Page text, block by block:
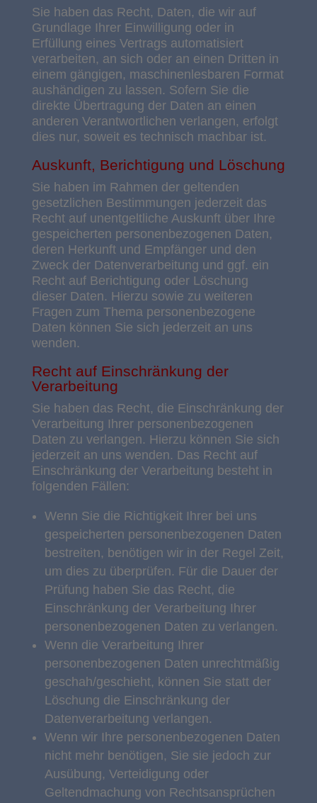
Sie haben das Recht, Daten, die wir auf
Grundlage Ihrer Einwilligung oder in
Erfüllung eines Vertrags automatisiert
verarbeiten, an sich oder an einen Dritten in
einem gängigen, maschinenlesbaren Format
aushändigen zu lassen. Sofern Sie die
direkte Übertragung der Daten an einen
anderen Verantwortlichen verlangen, erfolgt
dies nur, soweit es technisch machbar ist.
Auskunft, Berichtigung und Löschung
Sie haben im Rahmen der geltenden
gesetzlichen Bestimmungen jederzeit das
Recht auf unentgeltliche Auskunft über Ihre
gespeicherten personenbezogenen Daten,
deren Herkunft und Empfänger und den
Zweck der Datenverarbeitung und ggf. ein
Recht auf Berichtigung oder Löschung
dieser Daten. Hierzu sowie zu weiteren
Fragen zum Thema personenbezogene
Daten können Sie sich jederzeit an uns
wenden.
Recht auf Einschränkung der
Verarbeitung
Sie haben das Recht, die Einschränkung der
Verarbeitung Ihrer personenbezogenen
Daten zu verlangen. Hierzu können Sie sich
jederzeit an uns wenden. Das Recht auf
Einschränkung der Verarbeitung besteht in
folgenden Fällen:
Wenn Sie die Richtigkeit Ihrer bei uns
gespeicherten personenbezogenen Daten
bestreiten, benötigen wir in der Regel Zeit,
um dies zu überprüfen. Für die Dauer der
Prüfung haben Sie das Recht, die
Einschränkung der Verarbeitung Ihrer
personenbezogenen Daten zu verlangen.
Wenn die Verarbeitung Ihrer
personenbezogenen Daten unrechtmäßig
geschah/geschieht, können Sie statt der
Löschung die Einschränkung der
Datenverarbeitung verlangen.
Wenn wir Ihre personenbezogenen Daten
nicht mehr benötigen, Sie sie jedoch zur
Ausübung, Verteidigung oder
Geltendmachung von Rechtsansprüchen